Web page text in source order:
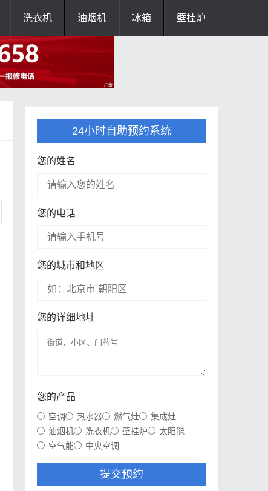
洗衣机 油烟机 冰箱 壁挂炉
24小时自助预约系统
您的姓名
您的电话
您的城市和地区
您的详细地址
您的产品
空调 热水器 燃气灶
集成灶
油烟机
洗衣机 壁挂炉
太阳能
空气能
中央空调
提交预约